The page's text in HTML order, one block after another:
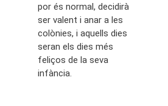
por és normal, decidirà
ser valent i anar a les
colònies, i aquells dies
seran els dies més
feliços de la seva
infància.